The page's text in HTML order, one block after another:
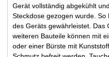
Gerät vollständig abgekühlt
Steckdose gezogen wurde.
des Geräts gewährleistet. Das
weiteren Bauteile können mit
oder einer Bürste mit